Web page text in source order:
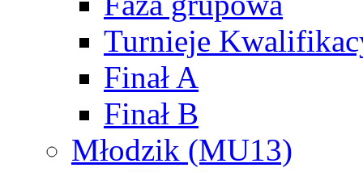
Turnieje
Finał A
Finał B
Młodzik (MU13)